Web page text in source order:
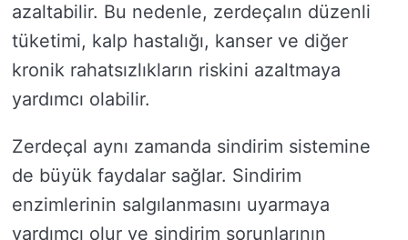
azaltabilir. Bu nedenle, zerdeçalın düzenli
tüketimi, kalp hastalığı, kanser ve diğer
kronik rahatsızlıkların riskini azaltmaya
yardımcı olabilir.
Zerdeçal aynı zamanda sindirim sistemine
de büyük faydalar sağlar. Sindirim
enzimlerinin salgılanmasını uyarmaya
yardımcı olur ve sindirim sorunlarının